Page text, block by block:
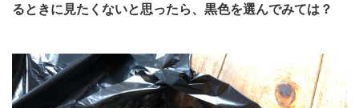
るときに見たくないと思ったら、黒色を選んでみては？